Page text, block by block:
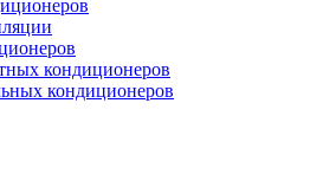
кондиционеров
кондиционеров